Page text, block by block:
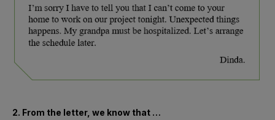
2. From the letter, we know that …